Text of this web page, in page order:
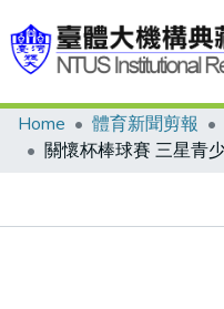
Communities & Collections
Home 體育新聞剪報